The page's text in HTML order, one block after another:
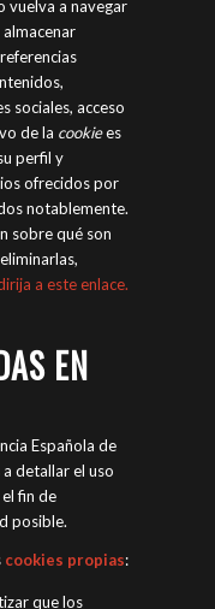
vuelva a navegar
sociales, acceso
de la cookiees
perfil y
ofrecidos por
notablemente.
sobre qué son
a este enlace.
EN
Española de
detallar el uso
fin de
posible.
cookies propias:
que los